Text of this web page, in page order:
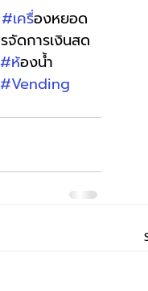
#เครื่องหยอด
จัดการเงินสด
#ห้องน้ำ
#Vending